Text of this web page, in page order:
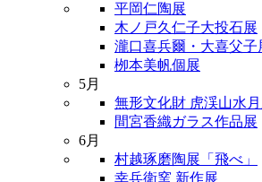
平岡仁陶展
木ノ戸久仁子大投石展
瀧口喜兵爾・大喜父子
栁本美帆個展
5月
無形文化財 虎渓山水
間宮香織ガラス作品展
6月
村越琢磨陶展「飛べ」
幸兵衛窯 新作展